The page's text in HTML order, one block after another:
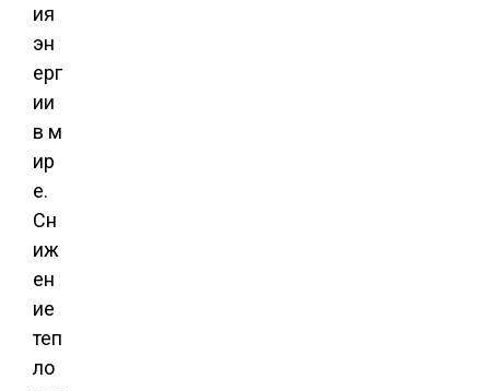
ия
эн
ерг
ии
в м
ир
е.
Сн
иж
ен
ие
теп
ло